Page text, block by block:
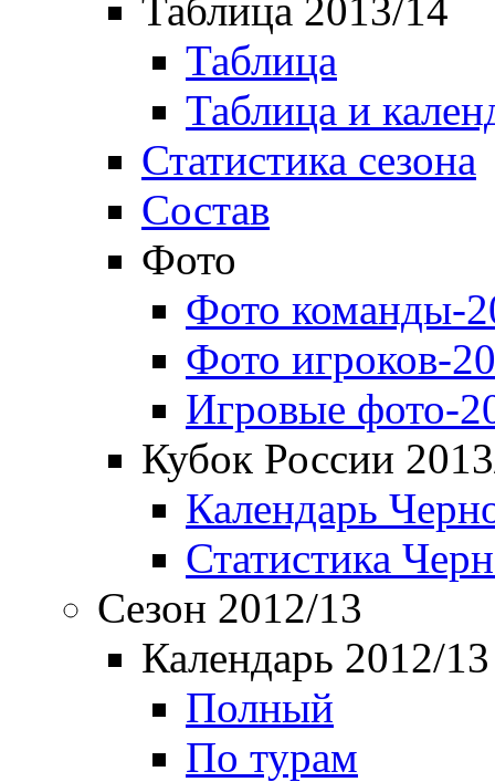
Таблица 2013/14
Таблица
Таблица и
Статистика сезона
Состав
Фото
Фото команды-
Фото игроков-
Игровые фото-
Кубок России
Календарь
Статистика
Сезон 2012/13
Календарь 2012/13
Полный
По турам